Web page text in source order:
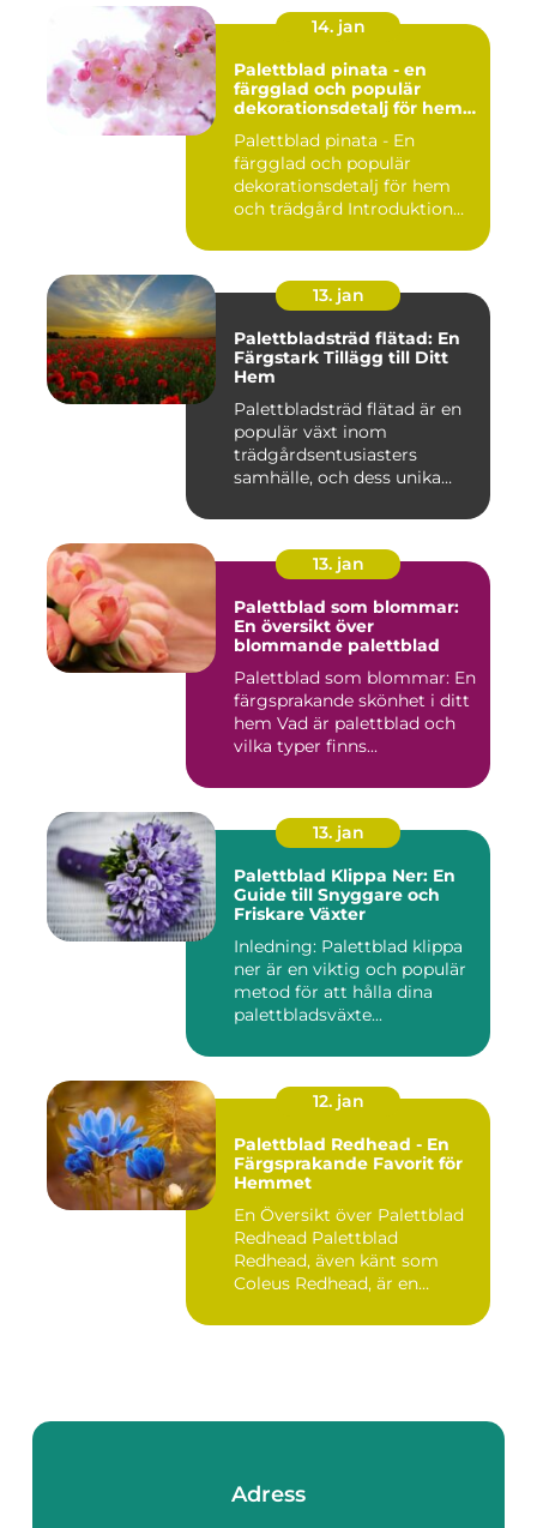
14. jan
Palettblad pinata - en
färgglad och populär
dekorationsdetalj för hem
Palettblad pinata - En
färgglad och populär
dekorationsdetalj för hem
och trädgård Introduktion
13. jan
Palettbladsträd flätad: En
Färgstark Tillägg till Ditt
Hem
Palettbladsträd flätad är en
populär växt inom
trädgårdsentusiasters
samhälle, och dess unika
13. jan
Palettblad som blommar:
En översikt över
blommande palettblad
Palettblad som blommar: En
färgsprakande skönhet i ditt
hem Vad är palettblad och
vilka typer finns...
13. jan
Palettblad Klippa Ner: En
Guide till Snyggare och
Friskare Växter
Inledning: Palettblad klippa
ner är en viktig och populär
metod för att hålla dina
palettbladsväxte...
12. jan
Palettblad Redhead - En
Färgsprakande Favorit för
Hemmet
En Översikt över Palettblad
Redhead Palettblad
Redhead, även känt som
Coleus Redhead, är en
Adress